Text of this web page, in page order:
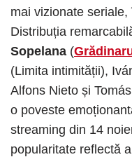
mai vizionate
Distribuția
Sopelana (
(Limita intimității),
Alfons Nieto și
o poveste
streaming din 14
popularitate reflectă